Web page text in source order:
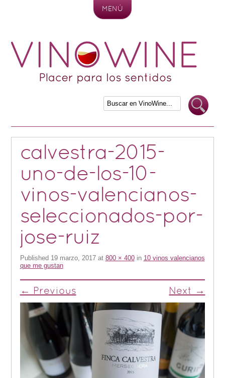
MENÚ
calvestra-2015-
uno-de-los-10-
vinos-valencianos-
seleccionados-por-
jose-ruiz
Published 19 marzo, 2017at 800 × 400in 10 vinos valencianos
que me gustan
← Previous Next →